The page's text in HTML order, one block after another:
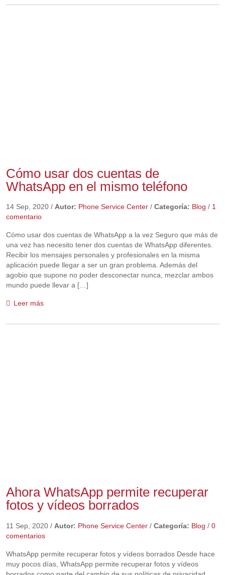
Cómo usar dos cuentas de
WhatsApp en el mismo teléfono
14 Sep, 2020/ Autor: Phone Service Center/ Categoría: Blog / 1
comentario
Cómo usar dos cuentas de WhatsApp a la vez Seguro que más de
una vez has necesito tener dos cuentas de WhatsApp diferentes.
Recibir los mensajes personales y profesionales en la misma
aplicación puede llegar a ser un gran problema. Además del
agobio que supone no poder desconectar nunca, mezclar ambos
mundo puede llevar a […]
Leer más
Ahora WhatsApp permite recuperar
fotos y vídeos borrados
11 Sep, 2020/ Autor: Phone Service Center/ Categoría: Blog / 0
comentarios
WhatsApp permite recuperar fotos y vídeos borrados Desde hace
muy pocos días, WhatsApp permite recuperar fotos y vídeos